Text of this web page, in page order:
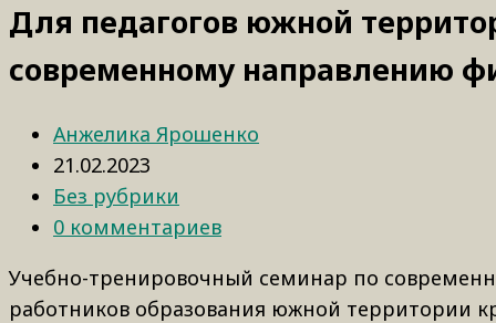
Для педагогов южной
современному направлению
Анжелика Ярошенко
21.02.2023
Без рубрики
0 комментариев
Учебно-тренировочный семинар по
работников образования южной территории